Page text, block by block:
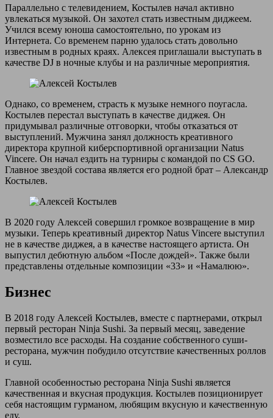
Параллельно с телевидением, Костылев начал активно
увлекаться музыкой. Он захотел стать известным диджеем.
Учился всему юноша самостоятельно, по урокам из
Интернета. Со временем парню удалось стать довольно
известным в родных краях. Алексея приглашали выступать в
качестве DJ в ночные клубы и на различные мероприятия.
Однако, со временем, страсть к музыке немного поугасла.
Костылев перестал выступать в качестве диджея. Он
придумывал различные отговорки, чтобы отказаться от
выступлений. Мужчина занял должность креативного
директора крупной киберспортивной организации Natus
Vincere. Он начал ездить на турниры с командой по CS GO.
Главное звездой состава является его родной брат – Александр
Костылев.
В 2020 году Алексей совершил громкое возвращение в мир
музыки. Теперь креативный директор Natus Vincere выступил
не в качестве диджея, а в качестве настоящего артиста. Он
выпустил дебютную альбом «После дождей». Также были
представлены отдельные композиции «33» и «Намалюю».
Бизнес
В 2018 году Алексей Костылев, вместе с партнерами, открыл
первый ресторан Ninja Sushi. За первый месяц, заведение
возместило все расходы. На создание собственного суши-
ресторана, мужчин побудило отсутствие качественных роллов
и суш.
Главной особенностью ресторана Ninja Sushi является
качественная и вкусная продукция. Костылев позиционирует
себя настоящим гурманом, любящим вкусную и качественную
еду.